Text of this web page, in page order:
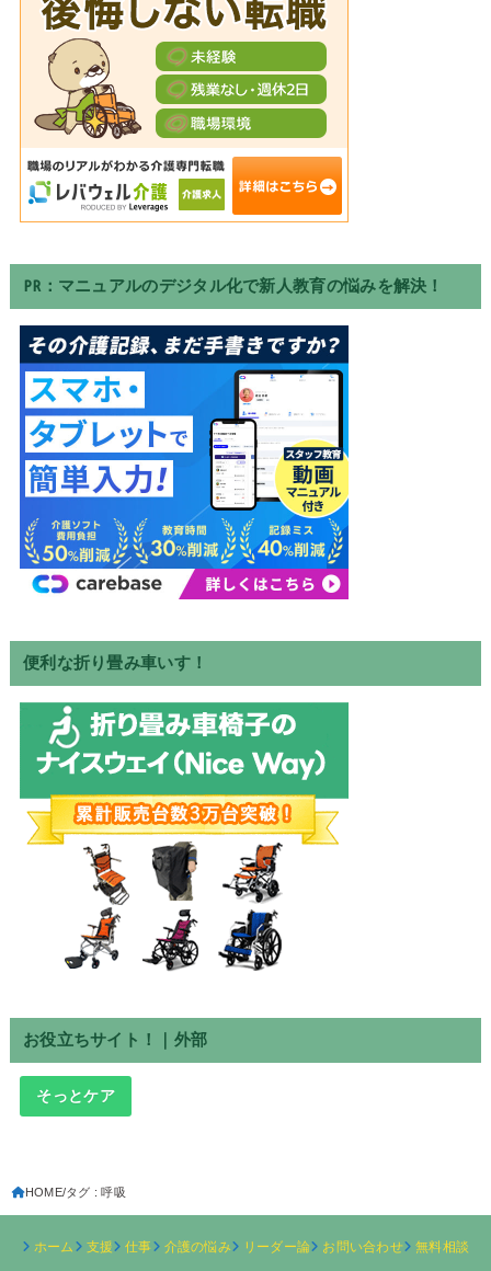
PR：マニュアルのデジタル化で新人教育の悩みを解決！
便利な折り畳み車いす！
お役立ちサイト！｜外部
そっとケア
HOME タグ : 呼吸
ホーム 支援 仕事 介護の悩み リーダー論 お問い合わせ 無料相談